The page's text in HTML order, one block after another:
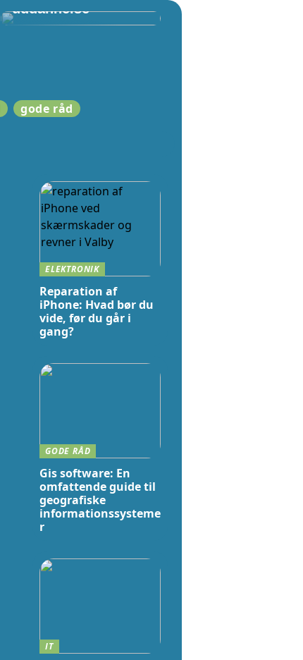
uddannelse
gode råd
ELEKTRONIK
Reparation af
iPhone: Hvad bør du
vide, før du går i
gang?
GODE RÅD
Gis software: En
omfattende guide til
geografiske
informationssysteme
r
IT